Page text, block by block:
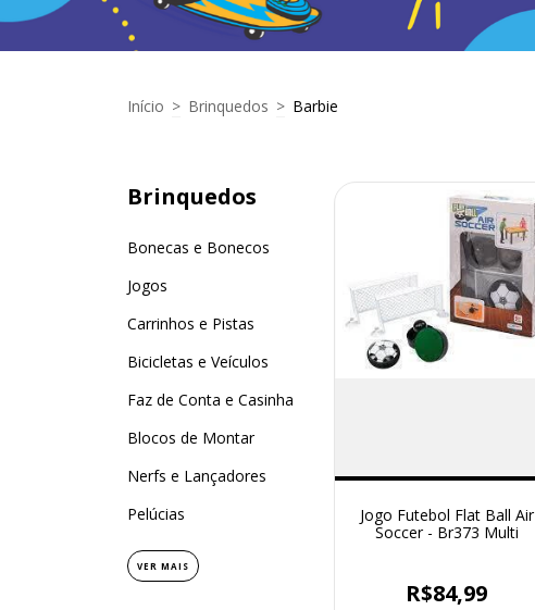
Início > Brinquedos > Barbie
Brinquedos
Bonecas e Bonecos
Jogos
Carrinhos e Pistas
Bicicletas e Veículos
Faz de Conta e Casinha
Blocos de Montar
Nerfs e Lançadores
Pelúcias
VER MAIS
Jogo Futebol Flat Ball Air
Soccer - Br373 Multi
R$84,99